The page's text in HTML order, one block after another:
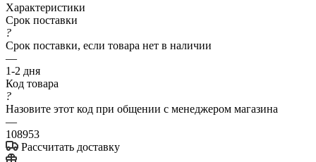
Характеристики
Срок поставки
?
Срок поставки, если товара нет в наличии
—
1-2 дня
Код товара
?
Назовите этот код при общении с менеджером магазина
—
108953
Рассчитать доставку